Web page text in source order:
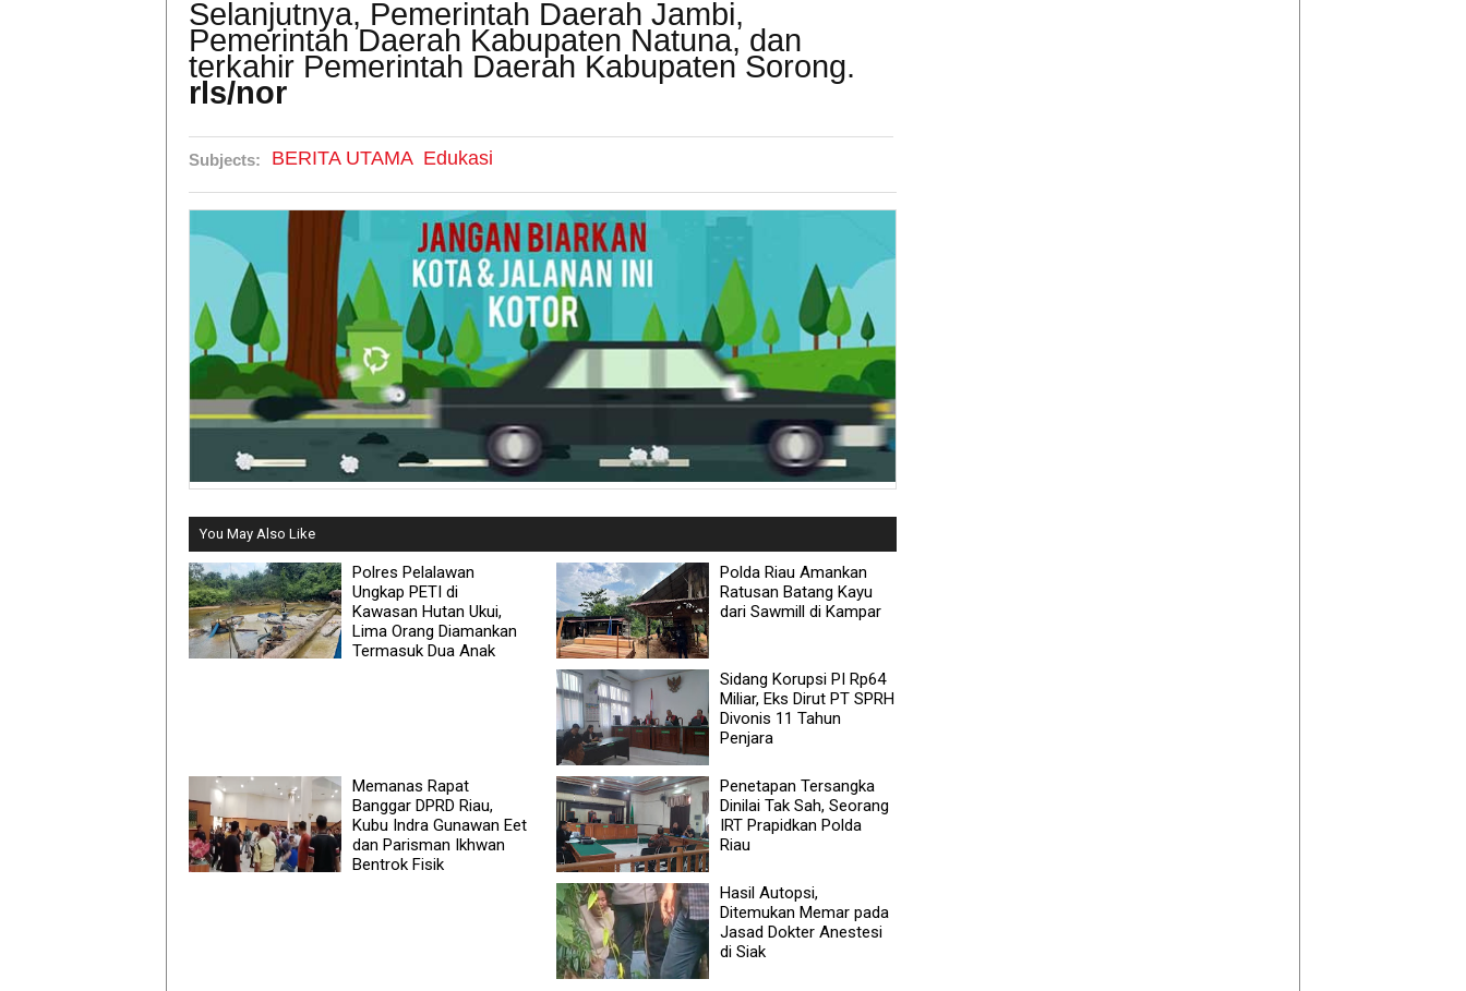
Selanjutnya, Pemerintah Daerah Jambi,
Pemerintah Daerah Kabupaten Natuna, dan
terkahir Pemerintah Daerah Kabupaten Sorong.
rls/nor
Subjects: BERITA UTAMA Edukasi
You May Also Like
Polres Pelalawan
Ungkap PETI di
Kawasan Hutan Ukui,
Lima Orang Diamankan
Termasuk Dua Anak
Polda Riau Amankan
Ratusan Batang Kayu
dari Sawmill di Kampar
Sidang Korupsi PI Rp64
Miliar, Eks Dirut PT SPRH
Divonis 11 Tahun
Penjara
Memanas Rapat
Banggar DPRD Riau,
Kubu Indra Gunawan Eet
dan Parisman Ikhwan
Bentrok Fisik
Penetapan Tersangka
Dinilai Tak Sah, Seorang
IRT Prapidkan Polda
Riau
Hasil Autopsi,
Ditemukan Memar pada
Jasad Dokter Anestesi
di Siak